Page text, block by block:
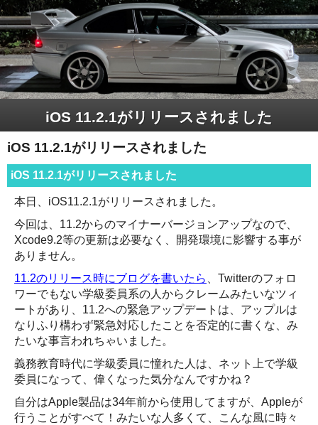
iOS 11.2.1がリリースされました
iOS 11.2.1がリリースされました
iOS 11.2.1がリリースされました
本日、iOS11.2.1がリリースされました。
今回は、11.2からのマイナーバージョンアップなので、
Xcode9.2等の更新は必要なく、開発環境に影響する事が
ありません。
11.2のリリース時にブログを書いたら
、Twitterのフォロ
ワーでもない学級委員系の人からクレームみたいなツィ
ートがあり、11.2への緊急アップデートは、アップルは
なりふり構わず緊急対応したことを否定的に書くな、み
たいな事言われちゃいました。
義務教育時代に学級委員に憧れた人は、ネット上で学級
委員になって、偉くなった気分なんですかね？
自分はApple製品は34年前から使用してますが、Appleが
行うことがすべて！みたいな人多くて、こんな風に時々